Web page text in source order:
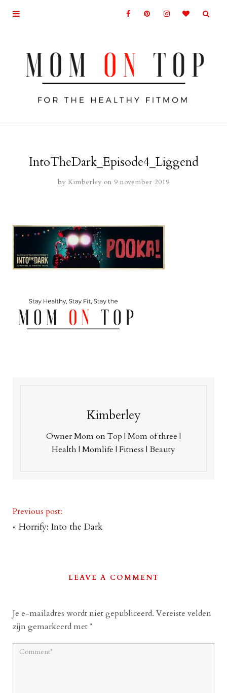
IntoTheDark_Episode4_Liggend
by Kimberley on 9 november 2019
Kimberley
Owner Mom on Top | Mom of three |
Health | Momlife | Fitness | Beauty
Previous post:
« Horrify: Into the Dark
LEAVE A COMMENT
Je e-mailadres wordt niet gepubliceerd. Vereiste velden
zijn gemarkeerd met*